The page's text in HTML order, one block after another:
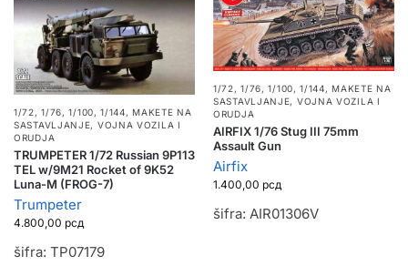
1/72, 1/76, 1/100, 1/144,MAKETE NA
SASTAVLJANJE, VOJNA VOZILA I
ORUDJA
TRUMPETER 1/72 Russian 9P113
TEL w/9M21 Rocket of 9K52
Luna-M (FROG-7)
Trumpeter
4.800,00 рсд
šifra: TP07179
1/72, 1/76, 1/100, 1/144,MAKETE NA
SASTAVLJANJE, VOJNA VOZILA I
ORUDJA
AIRFIX 1/76 Stug III 75mm
Assault Gun
Airfix
1.400,00 рсд
šifra: AIR01306V